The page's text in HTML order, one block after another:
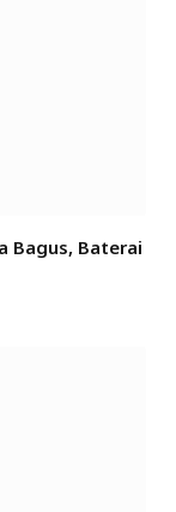
Bagus, Baterai